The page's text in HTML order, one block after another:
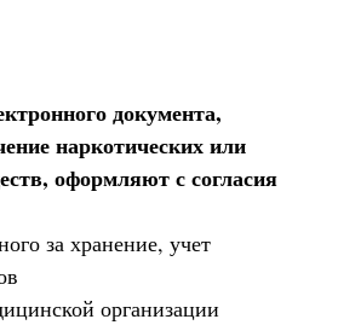
документа,
наркотических или
оформляют с согласия
за хранение, учет
организации